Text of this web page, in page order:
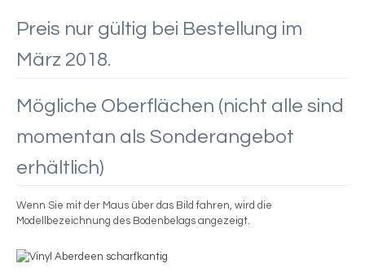
Preis nur gültig bei Bestellung im
März 2018.
Mögliche Oberflächen (nicht alle sind
momentan als Sonderangebot
erhältlich)
Wenn Sie mit der Maus über das Bild fahren, wird die
Modellbezeichnung des Bodenbelags angezeigt.